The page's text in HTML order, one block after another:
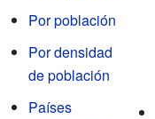
Por población
Por densidad
de población
Países